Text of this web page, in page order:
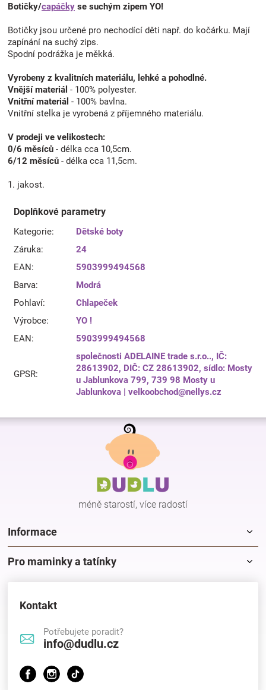
Botičky/capáčky se suchým zipem YO!
Botičky jsou určené pro nechodící děti např. do kočárku. Mají
zapínání na suchý zips.
Spodní podrážka je měkká.
Vyrobeny z kvalitních materiálu, lehké a pohodlné.
Vnější materiál - 100% polyester.
Vnitřní materiál - 100% bavlna.
Vnitřní stelka je vyrobená z příjemného materiálu.
V prodeji ve velikostech:
0/6 měsíců - délka cca 10,5cm.
6/12 měsíců - délka cca 11,5cm.
1. jakost.
Doplňkové parametry
Kategorie:
Dětské boty
Záruka:
24
EAN:
5903999494568
Barva:
Modrá
Pohlaví:
Chlapeček
Výrobce:
YO !
EAN: 5903999494568
GPSR:
společnosti ADELAINE trade s.r.o.., IČ:
28613902, DIČ: CZ 28613902, sídlo: Mosty
u Jablunkova 799, 739 98 Mosty u
Jablunkova | velkoobchod@nellys.cz
Z
méně starostí, více radostí
Informace
Pro maminky a tatínky
Kontakt
Potřebujete poradit?
info@dudlu.cz